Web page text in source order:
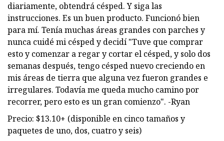
diariamente, obtendrá césped. Y siga las
instrucciones. Es un buen producto. Funcionó bien
para mí. Tenía muchas áreas grandes con parches y
nunca cuidé mi césped y decidí "Tuve que comprar
esto y comenzar a regar y cortar el césped, y solo dos
semanas después, tengo césped nuevo creciendo en
mis áreas de tierra que alguna vez fueron grandes e
irregulares. Todavía me queda mucho camino por
recorrer, pero esto es un gran comienzo". -Ryan
Precio: $13.10+ (disponible en cinco tamaños y
paquetes de uno, dos, cuatro y seis)